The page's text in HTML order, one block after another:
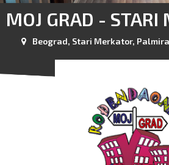
MOJ GRAD - STARI
Beograd, Stari Merkator,